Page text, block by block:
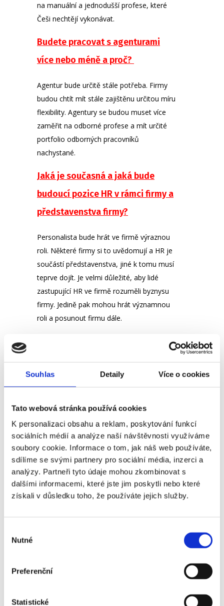
Souhlas Detaily Více o cookies
Tato webová stránka používá cookies
K personalizaci obsahu a reklam, poskytování funkcí
sociálních médií a analýze naší návštěvnosti využíváme
soubory cookie. Informace o tom, jak náš web používáte,
sdílíme se svými partnery pro sociální média, inzerci a
analýzy. Partneři tyto údaje mohou zkombinovat s
dalšími informacemi, které jste jim poskytli nebo které
získali v důsledku toho, že používáte jejich služby.
souhlasu
Nutné
Preferenční
Statistické
na manuální a jednodušší profese, které
Češi nechtějí vykonávat.
Budete pracovat s agenturami
více nebo méně a proč?
Agentur bude určitě stále potřeba. Firmy
budou chtít mít stále zajištěnu určitou míru
flexibility. Agentury se budou muset více
zaměřit na odborné profese a mít určité
portfolio odborných pracovníků
nachystané.
Jaká je současná a jaká bude
budoucí pozice HR v rámci firmy a
představenstva firmy?
Personalista bude hrát ve firmě výraznou
roli. Některé firmy si to uvědomují a HR je
součástí představenstva, jiné k tomu musí
teprve dojít. Je velmi důležité, aby lidé
zastupující HR ve firmě rozuměli byznysu
firmy. Jedině pak mohou hrát významnou
roli a posunout firmu dále.
Budoucnost budou ovlivňovat moderních
připravit, nainstalovat a hlavně využívat a
fungují v práci bude jiné a tomu se bude
muset přizpůsobit také styl jejich vedení.
Bez zahrnutí HR, nebude možné efektivně
zvládnout změny, kterými budou muset
firmy projít.
Co u Vás ve firmě funguje skvěle a
mohl byste doporučit i dalším?
osvědčilo (a věřím, že to tak dělá spousta
s lidmi dohromady. A to i přesto, že jsme